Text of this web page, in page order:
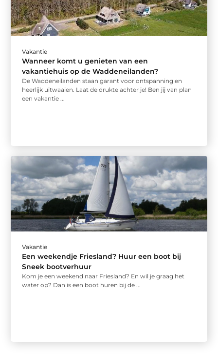
Vakantie
Wanneer komt u genieten van een
vakantiehuis op de Waddeneilanden?
De Waddeneilanden staan garant voor ontspanning en
heerlijk uitwaaien. Laat de drukte achter je! Ben jij van plan
een vakantie ...
Vakantie
Een weekendje Friesland? Huur een boot bij
Sneek bootverhuur
Kom je een weekend naar Friesland? En wil je graag het
water op? Dan is een boot huren bij de ...